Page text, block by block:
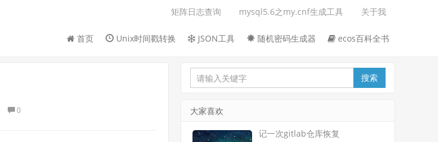
矩阵日志查询 mysql5.6之my.cnf生成工具 关于我
首页 Unix时间戳转换 JSON工具 随机密码生成器 ecos百科全书
0
大家喜欢
记一次gitlab仓库恢复